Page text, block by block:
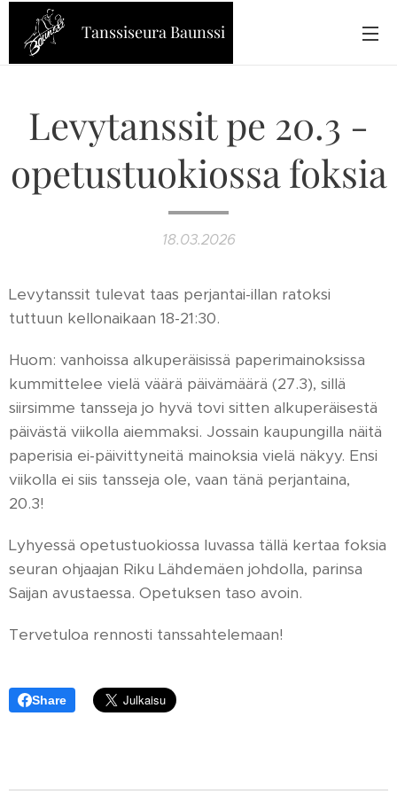
Tanssiseura Baunssi
Levytanssit pe 20.3 -
opetustuokiossa foksia
18.03.2026
Levytanssit tulevat taas perjantai-illan ratoksi
tuttuun kellonaikaan 18-21:30.
Huom: vanhoissa alkuperäisissä paperimainoksissa
kummittelee vielä väärä päivämäärä (27.3), sillä
siirsimme tansseja jo hyvä tovi sitten alkuperäisestä
päivästä viikolla aiemmaksi. Jossain kaupungilla näitä
paperisia ei-päivittyneitä mainoksia vielä näkyy. Ensi
viikolla ei siis tansseja ole, vaan tänä perjantaina,
20.3!
Lyhyessä opetustuokiossa luvassa tällä kertaa foksia
seuran ohjaajan Riku Lähdemäen johdolla, parinsa
Saijan avustaessa. Opetuksen taso avoin.
Tervetuloa rennosti tanssahtelemaan!
Share